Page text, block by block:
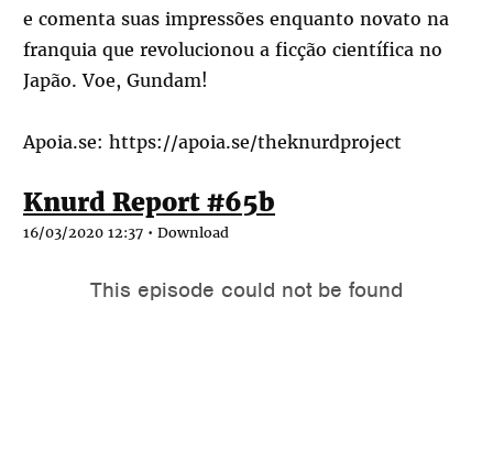
e comenta suas impressões enquanto novato na
franquia que revolucionou a ficção científica no
Japão. Voe, Gundam!
Apoia.se: https://apoia.se/theknurdproject
Knurd Report #65b
16/03/2020 12:37 • Download